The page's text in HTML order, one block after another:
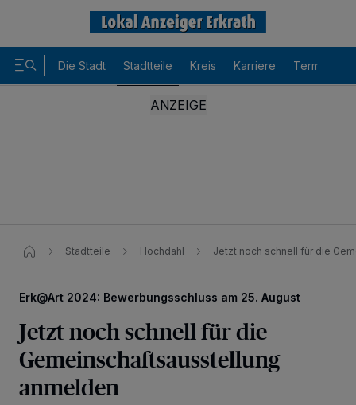
Die Stadt Stadtteile Kreis Karriere Termine
Stadtteile Hochdahl Jetzt noch schnell für die
Erk@Art 2024: Bewerbungsschluss am 25. August
Jetzt noch schnell für die
Gemeinschaftsausstellung
anmelden
personenbezogene Daten wie Browserdaten oder eindeutige
Kennungen auf Ihrem Gerät zu. Durch Auswahl von OK aktivieren Sie
Tracking-Technologien für die unter „Wir und unsere Partner
verarbeiten Daten, um Ihnen Dienste bereitzustellen“ aufgeführten